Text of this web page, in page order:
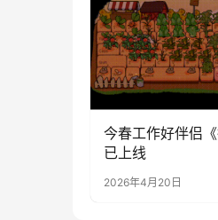
今春工作好伴侣
已上线
2026年4月20日